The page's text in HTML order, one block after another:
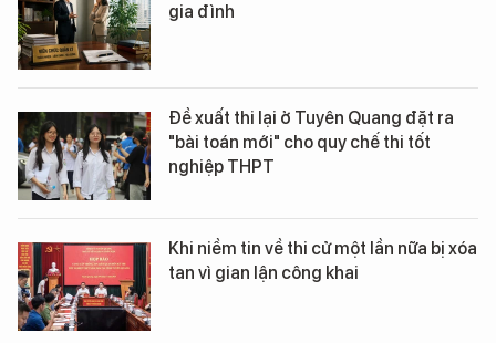
gia đình
Đề xuất thi lại ở Tuyên Quang đặt ra
"bài toán mới" cho quy chế thi tốt
nghiệp THPT
Khi niềm tin về thi cử một lần nữa bị xóa
tan vì gian lận công khai